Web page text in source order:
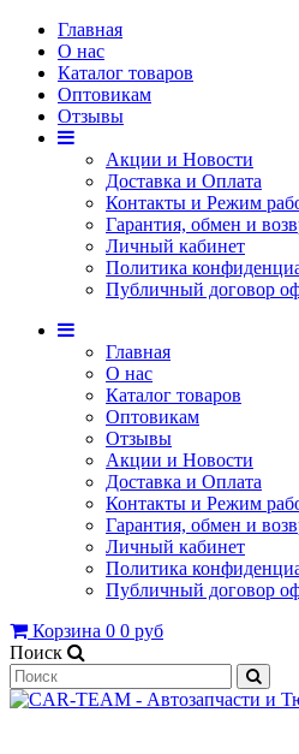
Главная
О нас
Каталог товаров
Оптовикам
Отзывы
Акции и Новости
Доставка и Оплата
Контакты и Режим
Гарантия, обмен и
Личный кабинет
Политика
Публичный договор
Главная
О нас
Каталог товаров
Оптовикам
Отзывы
Акции и Новости
Доставка и Оплата
Контакты и Режим
Гарантия, обмен и
Личный кабинет
Политика
Публичный договор
Корзина 0 0 руб
Поиск